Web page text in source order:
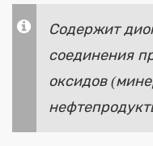
Содержит
соединения
оксидов